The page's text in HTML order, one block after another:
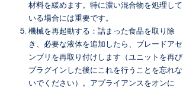
材料を緩めます。特に濃い混合物を処理して
いる場合には重要です。
機械を再起動する：詰まった食品を取り除
き、必要な液体を追加したら、ブレードアセ
ンブリを再取り付けします（ユニットを再び
プラグインした後にこれを行うことを忘れな
いでください）。アプライアンスをオンに